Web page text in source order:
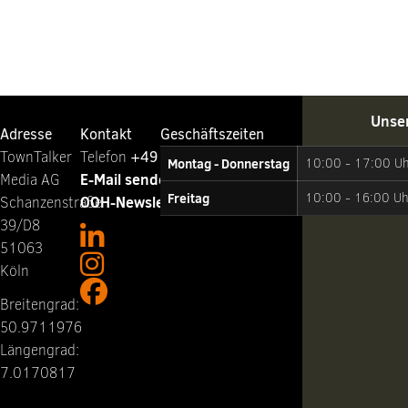
Adresse
TownTalker
Media AG
Schanzenstraße
39/D8
51063
Köln
Breitengrad:
50.9711976
Längengrad:
7.0170817
Kontakt
Telefon ‭ +49 221 65064-0
E-Mail senden
OOH-Newsletter abonnieren
Geschäftszeiten
Montag - Donnerstag
10:00 - 17:00
Freitag 10:00 - 16:00